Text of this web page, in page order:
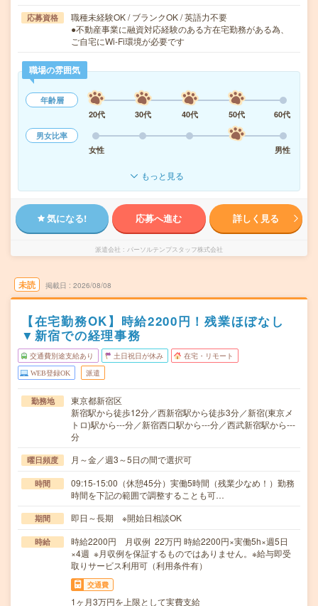
応募資格
職種未経験OK / ブランクOK / 英語力不要
●不動産事業に融資対応経験のある方在宅勤務がある為、
ご自宅にWi-Fi環境が必要です
職場の雰囲気
年齢層
20代
30代 40代 50代
60代
男女比率
女性
男性
もっと見る
気になる! 応募へ進む 詳しく見る
派遣会社 パーソルテンプスタッフ株式会社
未読 掲載日 2026/08/08
【在宅勤務OK】時給2200円！残業ほぼなし
▼新宿での経理事務
交通費別途支給あり 土日祝日が休み 在宅・リモート
WEB登録OK 派遣
勤務地
東京都新宿区
新宿駅から徒歩12分／西新宿駅から徒歩3分／新宿(東京メ
トロ)駅から---分／新宿西口駅から---分／西武新宿駅から---
分
曜日頻度 月～金／週3～5日の間で選択可
時間
09:15-15:00（休憩45分）実働5時間（残業少なめ！）勤務
時間を下記の範囲で調整することも可…
期間 即日～長期 ※開始日相談OK
時給
時給2200円 月収例 22万円 時給2200円×実働5h×週5日
×4週 ※月収例を保証するものではありません。※給与即受
取りサービス利用可（利用条件有）
交通費
1ヶ月3万円を上限として実費支給